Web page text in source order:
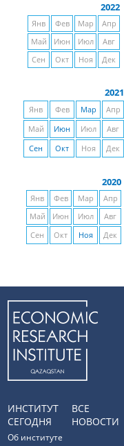
2022
Янв Фев Мар
Апр
Май
Июн Июл
Авг
Сен
Окт Ноя Дек
2021
Янв Фев Мар
Апр
Май
Июн Июл
Авг
Сен
Окт Ноя Дек
2020
Янв Фев Мар
Апр
Май
Июн Июл
Авг
Сен
Окт Ноя Дек
ИНСТИТУТ
СЕГОДНЯ
Об институте
ВСЕ
НОВОСТИ